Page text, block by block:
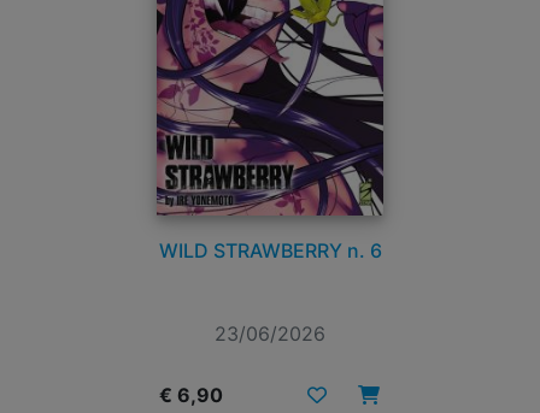
WILD STRAWBERRY n. 6
23/06/2026
€ 6,90